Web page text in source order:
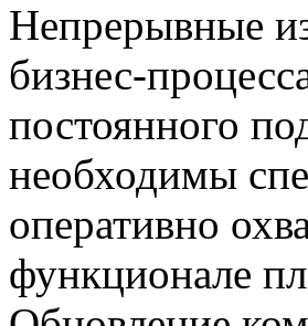
Непрерывные
бизнес-
постоянного
необходимы
оперативно
функционале